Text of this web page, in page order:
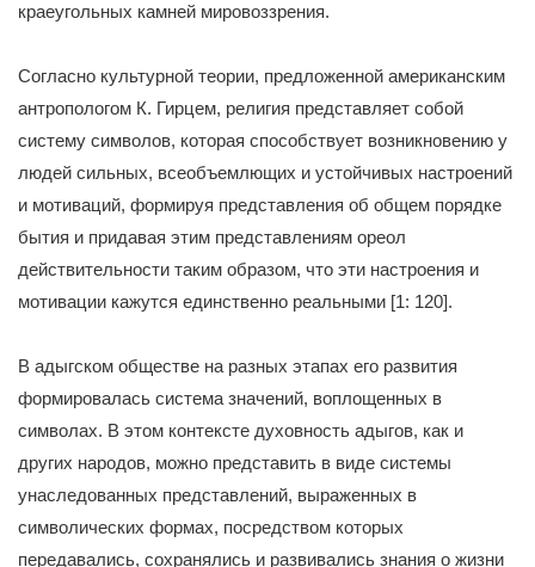
краеугольных камней мировоззрения.
Согласно культурной теории, предложенной американским
антропологом К. Гирцем, религия представляет собой
систему символов, которая способствует возникновению у
людей сильных, всеобъемлющих и устойчивых настроений
и мотиваций, формируя представления об общем порядке
бытия и придавая этим представлениям ореол
действительности таким образом, что эти настроения и
мотивации кажутся единственно реальными [1: 120].
В адыгском обществе на разных этапах его развития
формировалась система значений, воплощенных в
символах. В этом контексте духовность адыгов, как и
других народов, можно представить в виде системы
унаследованных представлений, выраженных в
символических формах, посредством которых
передавались, сохранялись и развивались знания о жизни